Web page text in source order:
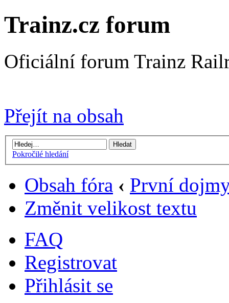
Trainz.cz forum
Oficiální forum Trainz
Přejít na obsah
Pokročilé hledání
Obsah fóra ‹ První
Změnit velikost textu
FAQ
Registrovat
Přihlásit se